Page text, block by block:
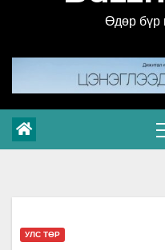
Өдөр бүр
УЛС ТӨР